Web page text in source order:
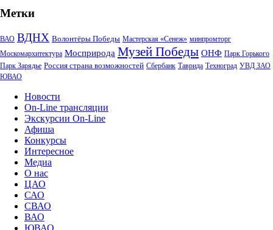
Метки
ВАО ВДНХ Волонтёры Победы Мастерская «Сенеж» минпромторг
Москомархитектура Мосприрода Музей Победы ОНФ Парк Горького
Парк Зарядье Россия страна возможностей Сбербанк Таврида Техноград УВД ЗАО
ЮВАО
Новости
On-Line трансляции
Экскурсии On-Line
Афиша
Конкурсы
Интересное
Медиа
О нас
ЦАО
САО
СВАО
ВАО